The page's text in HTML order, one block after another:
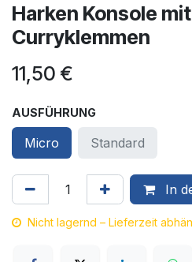
Harken Konsole
Curryklemmen
11,50 €
AUSFÜHRUNG
Micro Standard
In
Nicht lagernd – Lieferzeit